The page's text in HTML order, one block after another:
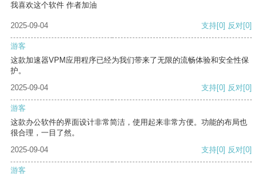
我喜欢这个软件 作者加油
2025-09-04 支持[0] 反对[0]
游客
这款加速器VPM应用程序已经为我们带来了无限的流畅体验和安全性保
护。
2025-09-04
支持[0] 反对[0]
游客
这款办公软件的界面设计非常简洁，使用起来非常方便。功能的布局也
很合理，一目了然。
2025-09-04
支持[0] 反对[0]
游客